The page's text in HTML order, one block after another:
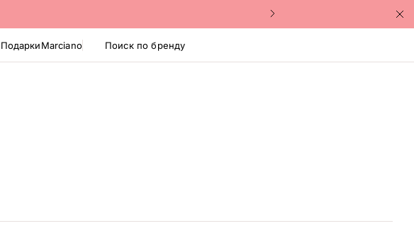
Поиск по бренду
ПодаркиMarciano